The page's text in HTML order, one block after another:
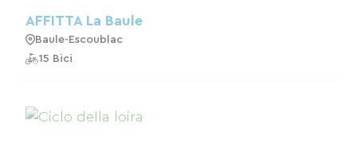
AFFITTA La Baule
Baule-Escoublac
15 Bici